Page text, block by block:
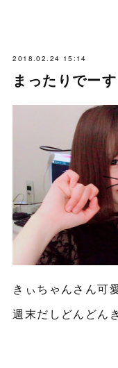
2018.02.24 15:14
まったりでーす
きぃちゃんさん可
週末だしどんどん